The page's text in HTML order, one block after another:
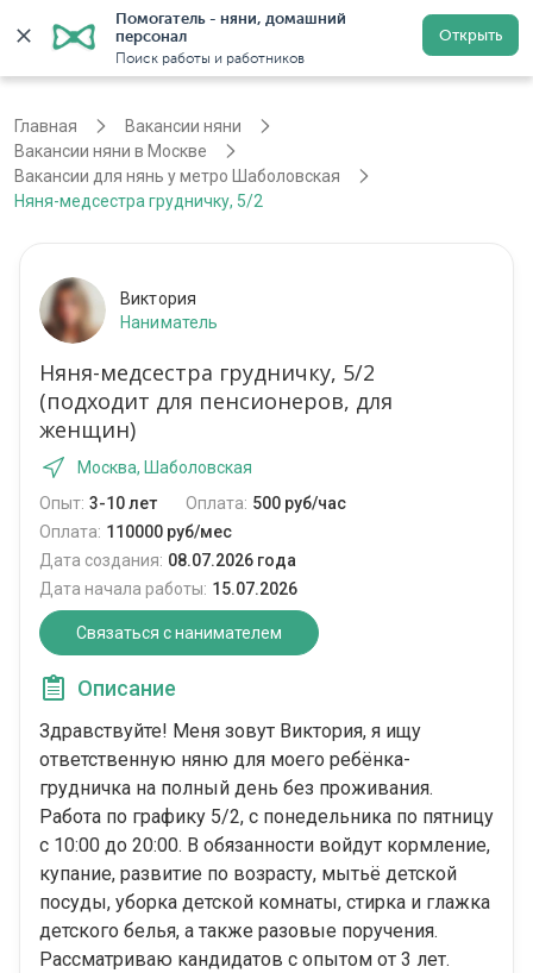
Помогатель - няни, домашний
персонал
Поиск работы и работников
Открыть
Регистрация
Главная
Вакансии няни
Вакансии няни в Москве
Вакансии для нянь у метро Шаболовская
Няня-медсестра грудничку, 5/2
Виктория
Наниматель
Няня-медсестра грудничку, 5/2
(подходит для пенсионеров, для
женщин)
Москва, Шаболовская
Опыт: 3-10 лет Оплата: 500 руб/час
Оплата: 110000 руб/мес
Дата создания: 08.07.2026 года
Дата начала работы: 15.07.2026
Связаться с нанимателем
Описание
Здравствуйте! Меня зовут Виктория, я ищу
ответственную няню для моего ребёнка-
грудничка на полный день без проживания.
Работа по графику 5/2, с понедельника по пятницу
с 10:00 до 20:00. В обязанности войдут кормление,
купание, развитие по возрасту, мытьё детской
посуды, уборка детской комнаты, стирка и глажка
детского белья, а также разовые поручения.
Рассматриваю кандидатов с опытом от 3 лет.